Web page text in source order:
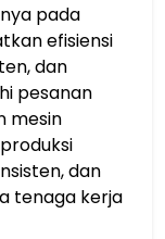
pada
efisiensi
dan
pesanan
mesin
dan
tenaga kerja